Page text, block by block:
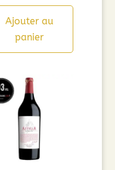
Ajouter au
panier